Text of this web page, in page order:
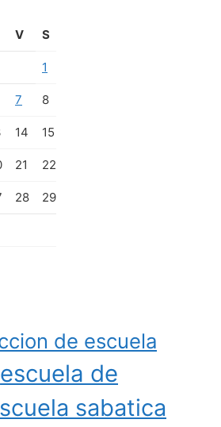
V S
1
7 8
14 15
21 22
28 29
de escuela
escuela de
sabatica